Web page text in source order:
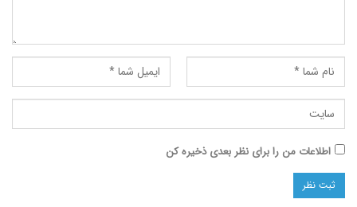
من را برای نظر بعدی ذخیره کن